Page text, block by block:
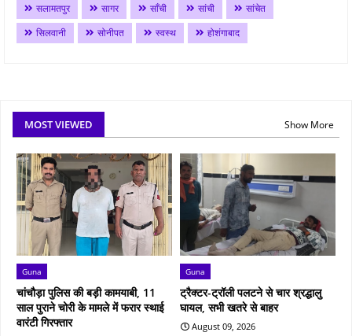
सलामतपुर
सागर साँची सांची
सांचेत
सिलवानी
सोनीपत स्वस्थ होशंगाबाद
MOST VIEWED Show More
Guna
चांचौड़ा पुलिस की बड़ी कामयाबी, 11
साल पुराने चोरी के मामले में फरार स्थाई
वारंटी गिरफ्तार
Guna
ट्रैक्टर-ट्रॉली पलटने से चार श्रद्धालु
घायल, सभी खतरे से बाहर
August 09, 2026